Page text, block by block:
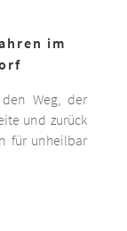
im
den Weg, der
und zurück
für unheilbar